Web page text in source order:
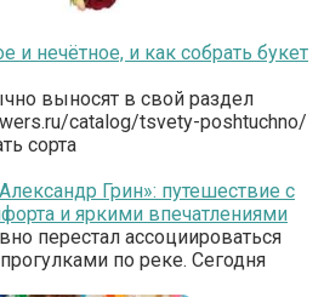
и нечётное, и как собрать букет
выносят в свой раздел
catalog/tsvety-poshtuchno/
сорта
Грин»: путешествие с
и яркими впечатлениями
перестал ассоциироваться
по реке. Сегодня